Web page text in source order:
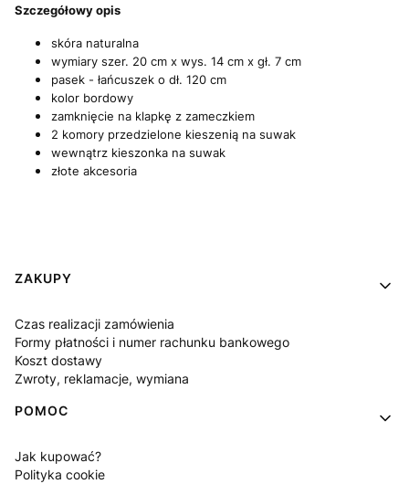
Szczegółowy opis
skóra naturalna
wymiary szer. 20 cm x wys. 14 cm x gł. 7 cm
pasek - łańcuszek o dł. 120 cm
kolor bordowy
zamknięcie na klapkę z zameczkiem
2 komory przedzielone kieszenią na suwak
wewnątrz kieszonka na suwak
złote akcesoria
Linki w stopce
ZAKUPY
Czas realizacji zamówienia
Formy płatności i numer rachunku bankowego
Koszt dostawy
Zwroty, reklamacje, wymiana
POMOC
Jak kupować?
Polityka cookie